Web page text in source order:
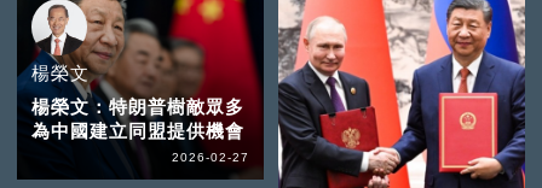
楊榮文
楊榮文：特朗普樹敵眾多
為中國建立同盟提供機會
2026-02-27